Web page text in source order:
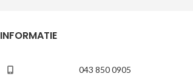
INFORMATIE
043 850 0905